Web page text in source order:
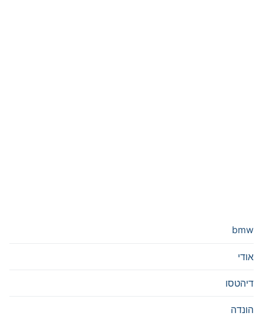
bmw
אודי
דיהטסו
הונדה